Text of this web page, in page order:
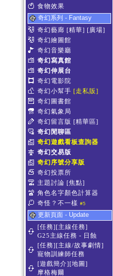
食物效果
奇幻系列 - Fantasy
奇幻藝廊 [精華] [廣場]
奇幻繪圖館
奇幻音樂廳
奇幻寫真館
奇幻伸展台
奇幻電影院
奇幻小幫手 [走私販]
奇幻圖書館
奇幻氣象局
奇幻留言版 [精華區]
奇幻閒聊區
奇幻遊戲看板查詢器
奇幻交易版
奇幻序號分享版
奇幻投票所
主題討論 [焦點]
角色名字顏色計算器
奇怪？不一樣 #5
更新頁面 - Update
[任務][主線任務]
G25主線任務 - 日蝕
[任務][主線/故事劇情]
寵物訓練師任務
[遊戲簡介][地圖]
摩格梅爾